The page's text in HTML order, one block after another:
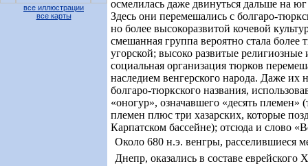
все иллюстрации
все карты
осмелилась даже двинуться дальше на
Здесь они перемешались с болгаро-
но более высокоразвитой кочевой
смешанная группа вероятно стала более
угорской; высоко развитые
социальная организация тюрков
наследием венгерского народа. Даже их
болгаро-тюркского названия,
«оногур», означавшего «десять племен»
племен плюс три хазарских, которые
Карпатском бассейне); отсюда и слово
Около 680 н.э. венгры, расселившиеся
Днепр, оказались в составе еврейского